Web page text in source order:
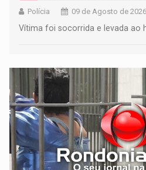
Polícia 09 de Agosto de
Vítima foi socorrida e levada ao